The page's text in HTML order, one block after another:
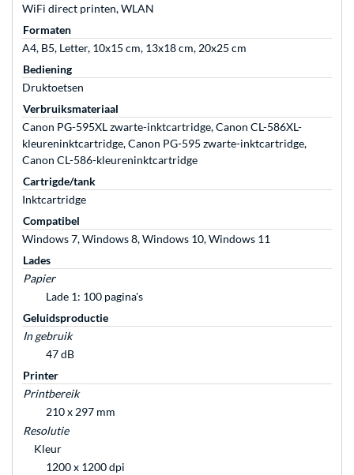
WiFi direct printen, WLAN
Formaten
A4, B5, Letter, 10x15 cm, 13x18 cm, 20x25 cm
Bediening
Druktoetsen
Verbruiksmateriaal
Canon PG-595XL zwarte-inktcartridge, Canon CL-586XL-
kleureninktcartridge, Canon PG-595 zwarte-inktcartridge,
Canon CL-586-kleureninktcartridge
Cartrigde/tank
Inktcartridge
Compatibel
Windows 7, Windows 8, Windows 10, Windows 11
Lades
Papier
Lade 1: 100 pagina's
Geluidsproductie
In gebruik
47 dB
Printer
Printbereik
210 x 297 mm
Resolutie
Kleur
1200 x 1200 dpi